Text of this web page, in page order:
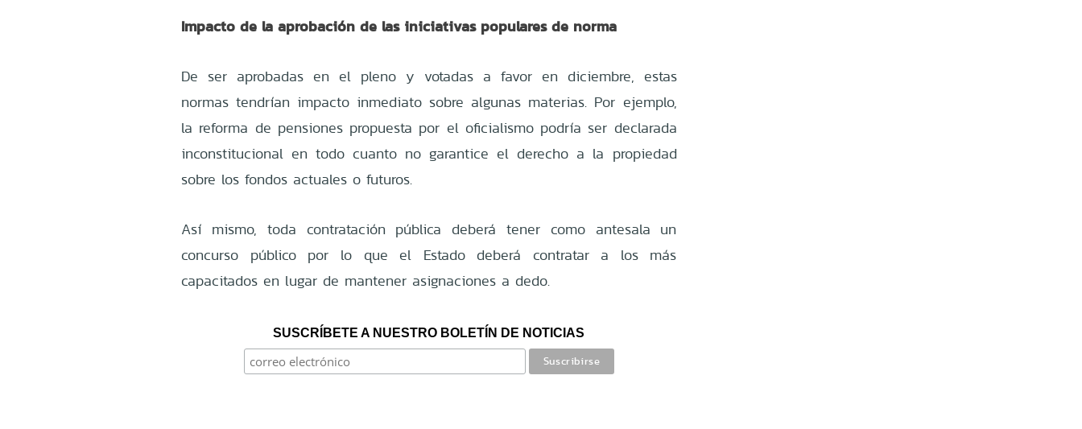
Impacto de la aprobación de las iniciativas populares de norma
De ser aprobadas en el pleno y votadas a favor en diciembre, estas
normas tendrían impacto inmediato sobre algunas materias. Por ejemplo,
la reforma de pensiones propuesta por el oficialismo podría ser declarada
inconstitucional en todo cuanto no garantice el derecho a la propiedad
sobre los fondos actuales o futuros.
Así mismo, toda contratación pública deberá tener como antesala un
concurso público por lo que el Estado deberá contratar a los más
capacitados en lugar de mantener asignaciones a dedo.
SUSCRÍBETE A NUESTRO BOLETÍN DE NOTICIAS